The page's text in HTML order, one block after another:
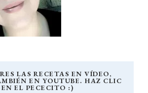
LAS RECETAS EN VÍDEO,
EN YOUTUBE. HAZ CLIC
EN EL PECECITO :)